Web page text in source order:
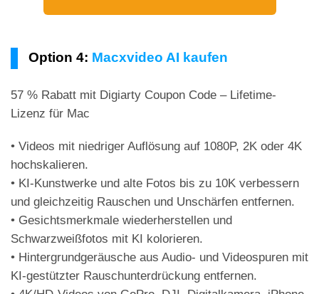
Option 4: Macxvideo AI kaufen
57 % Rabatt mit Digiarty Coupon Code – Lifetime-
Lizenz für Mac
• Videos mit niedriger Auflösung auf 1080P, 2K oder 4K
hochskalieren.
• KI-Kunstwerke und alte Fotos bis zu 10K verbessern
und gleichzeitig Rauschen und Unschärfen entfernen.
• Gesichtsmerkmale wiederherstellen und
Schwarzweißfotos mit KI kolorieren.
• Hintergrundgeräusche aus Audio- und Videospuren mit
KI-gestützter Rauschunterdrückung entfernen.